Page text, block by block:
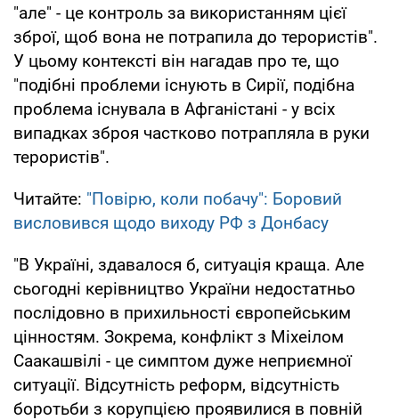
"але" - це контроль за використанням цієї
зброї, щоб вона не потрапила до терористів".
У цьому контексті він нагадав про те, що
"подібні проблеми існують в Сирії, подібна
проблема існувала в Афганістані - у всіх
випадках зброя частково потрапляла в руки
терористів".
Читайте: "Повірю, коли побачу": Боровий
висловився щодо виходу РФ з Донбасу
"В Україні, здавалося б, ситуація краща. Але
сьогодні керівництво України недостатньо
послідовно в прихильності європейським
цінностям. Зокрема, конфлікт з Міхеілом
Саакашвілі - це симптом дуже неприємної
ситуації. Відсутність реформ, відсутність
боротьби з корупцією проявилися в повній